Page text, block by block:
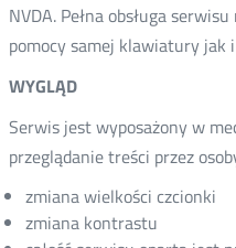
NVDA. Pełna obsługa
pomocy samej klawiatury jak
WYGLĄD
Serwis jest wyposażony w
przeglądanie treści przez
zmiana wielkości czcionki
zmiana kontrastu